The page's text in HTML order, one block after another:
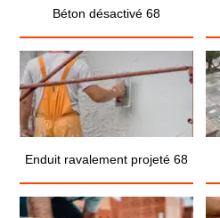
Béton désactivé 68
Enduit ravalement projeté 68